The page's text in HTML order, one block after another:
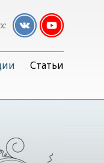
Статьи